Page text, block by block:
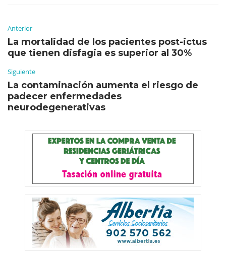
Anterior
La mortalidad de los pacientes post-ictus
que tienen disfagia es superior al 30%
Siguiente
La contaminación aumenta el riesgo de
padecer enfermedades
neurodegenerativas